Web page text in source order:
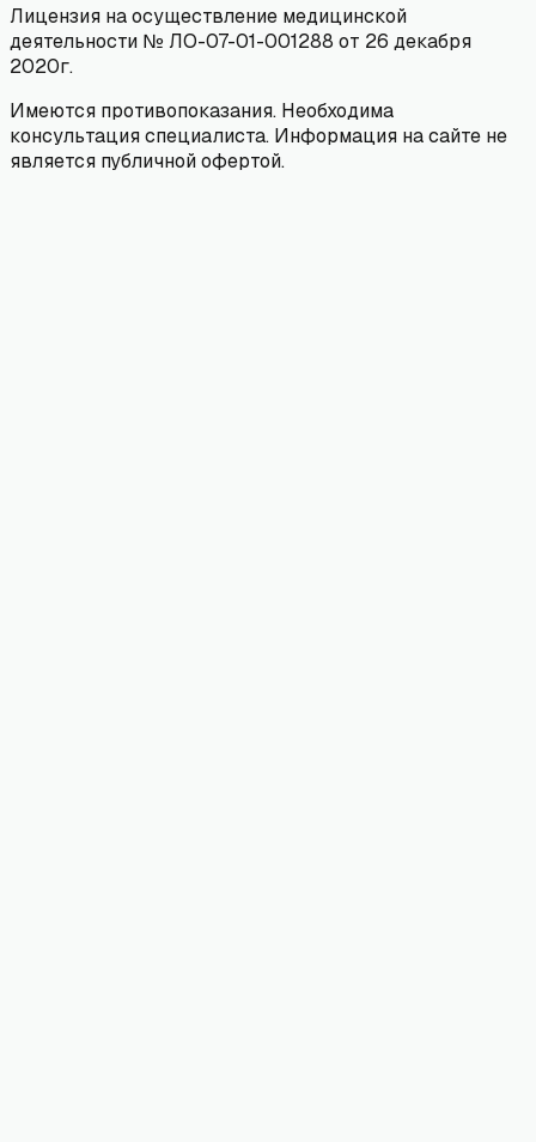
Лицензия на осуществление медицинской
деятельности № ЛО-07-01-001288 от 26 декабря
2020г.
Имеются противопоказания. Необходима
консультация специалиста. Информация на сайте не
является публичной офертой.